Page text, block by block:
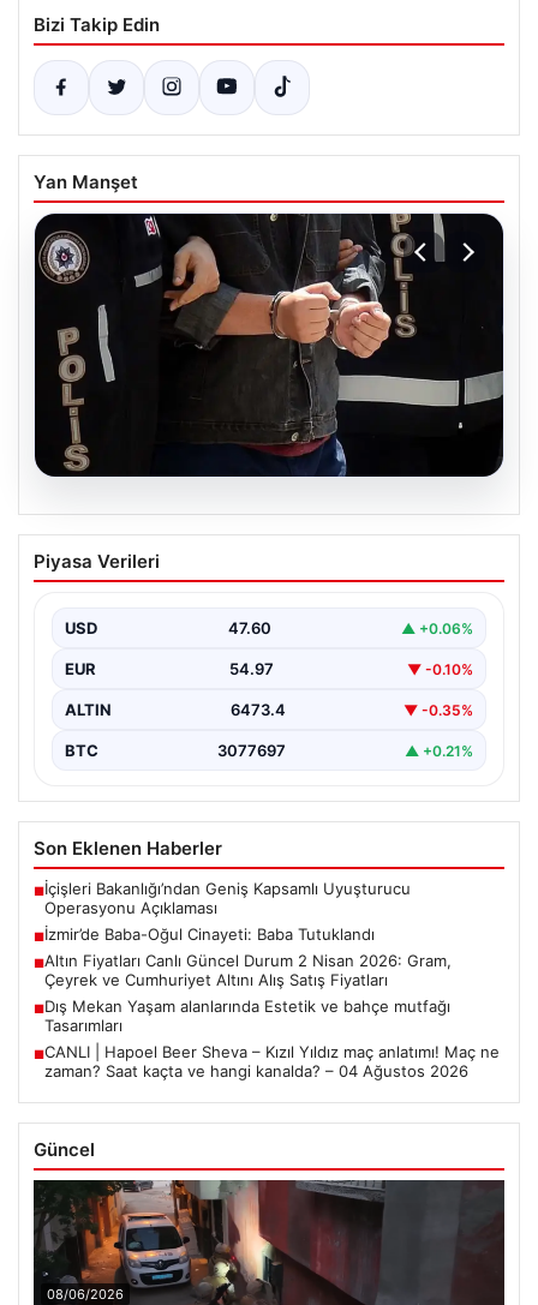
Bizi Takip Edin
Yan Manşet
05.08.2026
İzmir’de Baba-Oğul Cinayeti: Baba
Tutuklandı
67 yaşındaki Selçuk A., oğluna karşı çıkan…
Piyasa Verileri
USD 47.60 ▲ +0.06%
EUR 54.97 ▼ -0.10%
ALTIN 6473.4 ▼ -0.35%
BTC 3077697 ▲ +0.21%
Son Eklenen Haberler
■İçişleri Bakanlığı’ndan Geniş Kapsamlı Uyuşturucu
Operasyonu Açıklaması
■İzmir’de Baba-Oğul Cinayeti: Baba Tutuklandı
■Altın Fiyatları Canlı Güncel Durum 2 Nisan 2026: Gram,
Çeyrek ve Cumhuriyet Altını Alış Satış Fiyatları
■Dış Mekan Yaşam alanlarında Estetik ve bahçe mutfağı
Tasarımları
■CANLI | Hapoel Beer Sheva – Kızıl Yıldız maç anlatımı! Maç ne
zaman? Saat kaçta ve hangi kanalda? – 04 Ağustos 2026
Güncel
08/06/2026